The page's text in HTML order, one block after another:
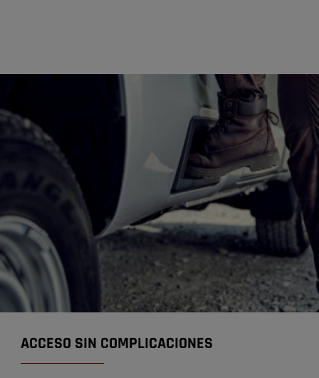
ACCESO SIN COMPLICACIONES